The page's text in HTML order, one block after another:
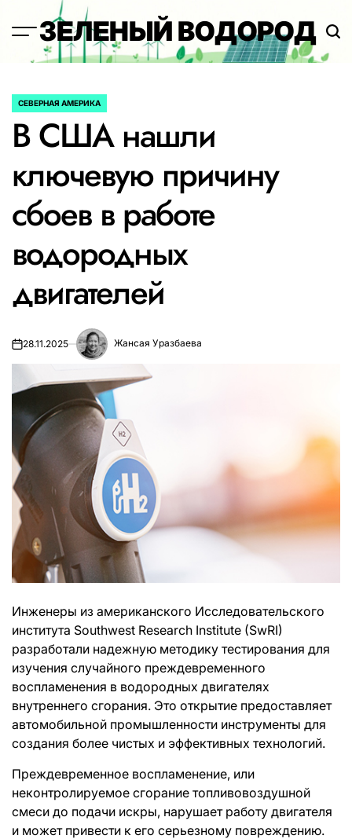
содержимому
ЗЕЛЕНЫЙ ВОДОРОД
ОПУБЛИКОВАНО
СЕВЕРНАЯ АМЕРИКА
В США нашли
ключевую причину
сбоев в работе
водородных
двигателей
28.11.2025 Жансая Уразбаева
Инженеры из американского Исследовательского
института Southwest Research Institute (SwRI)
разработали надежную методику тестирования для
изучения случайного преждевременного
воспламенения в водородных двигателях
внутреннего сгорания. Это открытие предоставляет
автомобильной промышленности инструменты для
создания более чистых и эффективных технологий.
Преждевременное воспламенение, или
неконтролируемое сгорание топливовоздушной
смеси до подачи искры, нарушает работу двигателя
и может привести к его серьезному повреждению.